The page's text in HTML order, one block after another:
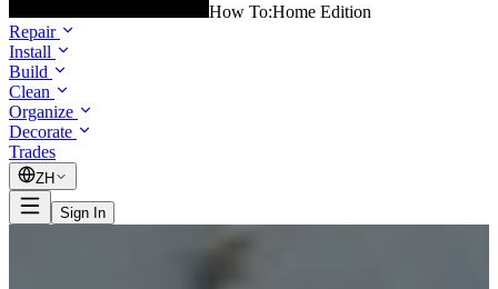
How To:Home Edition
Repair
Install
Build
Clean
Organize
Decorate
Trades
ZH
Sign In